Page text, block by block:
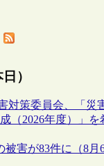
）
対策委員会、「災
（2026年度）」を
被害が83件に（8月